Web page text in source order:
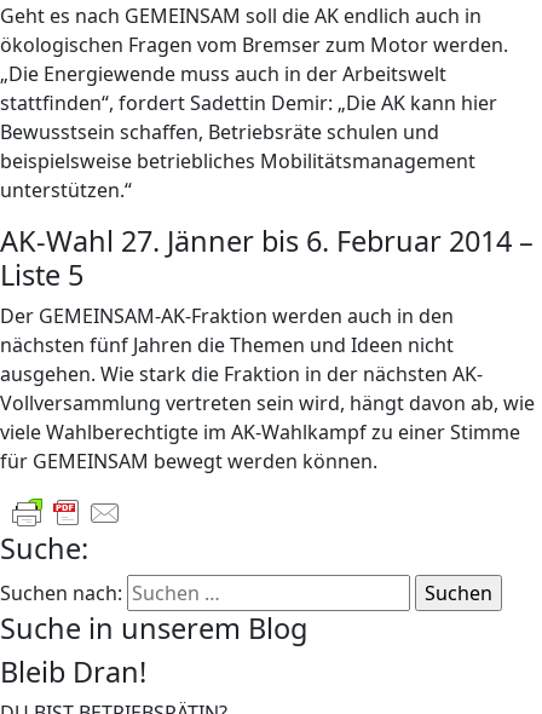
Geht es nach GEMEINSAM soll die AK endlich auch in
ökologischen Fragen vom Bremser zum Motor werden.
„Die Energiewende muss auch in der Arbeitswelt
stattfinden“, fordert Sadettin Demir: „Die AK kann hier
Bewusstsein schaffen, Betriebsräte schulen und
beispielsweise betriebliches Mobilitätsmanagement
unterstützen.“
AK-Wahl 27. Jänner bis 6. Februar 2014 –
Liste 5
Der GEMEINSAM-AK-Fraktion werden auch in den
nächsten fünf Jahren die Themen und Ideen nicht
ausgehen. Wie stark die Fraktion in der nächsten AK-
Vollversammlung vertreten sein wird, hängt davon ab, wie
viele Wahlberechtigte im AK-Wahlkampf zu einer Stimme
für GEMEINSAM bewegt werden können.
Suche:
Suchen nach:
Suche in unserem Blog
Bleib Dran!